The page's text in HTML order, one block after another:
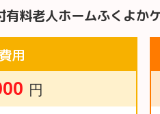
有料老人ホームふくよか
用
円